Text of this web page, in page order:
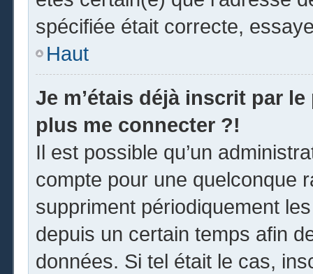
spécifiée était correcte,
Haut
Je m’étais déjà inscrit par
plus me connecter ?!
Il est possible qu’un
compte pour une quelconque
suppriment périodiquement
depuis un certain temps afin
données. Si tel était le cas,